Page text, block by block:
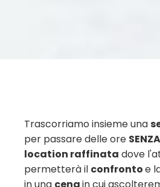
Trascorriamo insieme una
per passare delle ore
location raffinata dove
permetterà il confrontoe